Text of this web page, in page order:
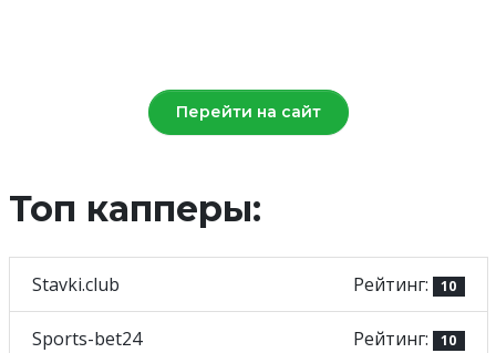
Перейти на сайт
Топ капперы:
Stavki.club Рейтинг: 10
Sports-bet24 Рейтинг: 10